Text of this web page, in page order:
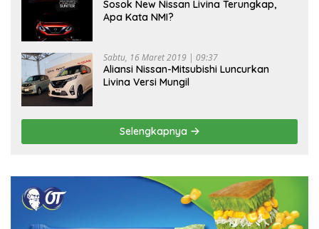
Sosok New Nissan Livina Terungkap,
Apa Kata NMI?
Sabtu, 16 Maret 2019 | 09:37
Aliansi Nissan-Mitsubishi Luncurkan
Livina Versi Mungil
Selengkapnya